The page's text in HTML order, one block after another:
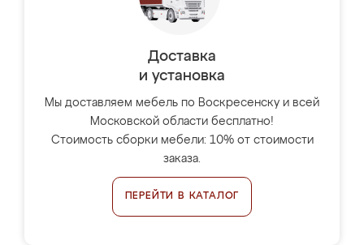
Доставка
и установка
Мы доставляем мебель по Воскресенску и всей
Московской области бесплатно!
Стоимость сборки мебели: 10% от стоимости
заказа.
ПЕРЕЙТИ В КАТАЛОГ